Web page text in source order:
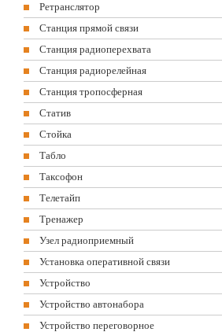
Ретранслятор
Станция прямой связи
Станция радиоперехвата
Станция радиорелейная
Станция тропосферная
Статив
Стойка
Табло
Таксофон
Телетайп
Тренажер
Узел радиоприемный
Установка оперативной связи
Устройство
Устройство автонабора
Устройство переговорное